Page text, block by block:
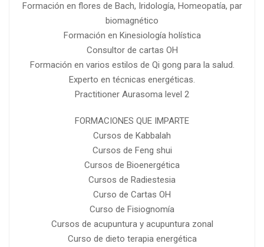
Formación en flores de Bach, Iridología, Homeopatía, par
biomagnético
Formación en Kinesiología holística
Consultor de cartas OH
Formación en varios estilos de Qi gong para la salud.
Experto en técnicas energéticas.
Practitioner Aurasoma level 2
FORMACIONES QUE IMPARTE
Cursos de Kabbalah
Cursos de Feng shui
Cursos de Bioenergética
Cursos de Radiestesia
Curso de Cartas OH
Curso de Fisiognomía
Cursos de acupuntura y acupuntura zonal
Curso de dieto terapia energética